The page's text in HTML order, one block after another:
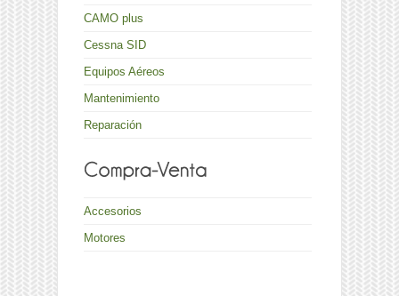
CAMO plus
Cessna SID
Equipos Aéreos
Mantenimiento
Reparación
Accesorios
Motores